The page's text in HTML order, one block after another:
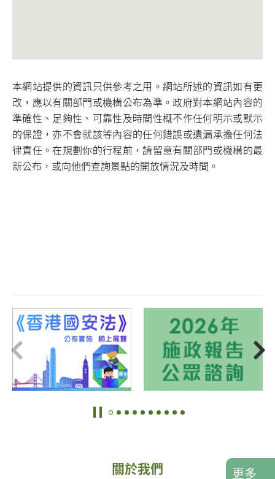
本網站提供的資訊只供參考之用。網站所述的資訊如有更
改，應以有關部門或機構公布為準。政府對本網站內容的
準確性、足夠性、可靠性及時間性概不作任何明示或默示
的保證，亦不會就該等內容的任何錯誤或遺漏承擔任何法
律責任。在規劃你的行程前，請留意有關部門或機構的最
新公布，或向他們查詢景點的開放情況及時間。
關於我們 更多